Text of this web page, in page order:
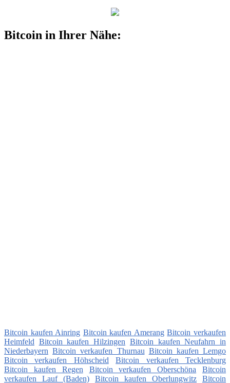
Bitcoin in Ihrer Nähe:
Bitcoin kaufen Ainring Bitcoin kaufen Amerang Bitcoin verkaufen
Heimfeld Bitcoin kaufen Hilzingen Bitcoin kaufen Neufahrn in
Niederbayern Bitcoin verkaufen Thurnau Bitcoin kaufen Lemgo
Bitcoin verkaufen Höhscheid
Bitcoin verkaufen Tecklenburg
Bitcoin kaufen Regen
Bitcoin verkaufen Oberschöna
Bitcoin
verkaufen Lauf (Baden)
Bitcoin kaufen Oberlungwitz Bitcoin